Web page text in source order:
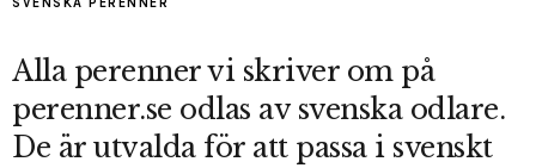
Alla perenner vi skriver om på
perenner.se odlas av svenska odlare.
De är utvalda för att passa i svenskt